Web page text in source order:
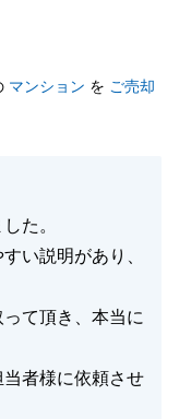
、お伺したいと
ます。
マンション を ご売却
た。
い説明があり、
て頂き、本当に
者様に依頼させ